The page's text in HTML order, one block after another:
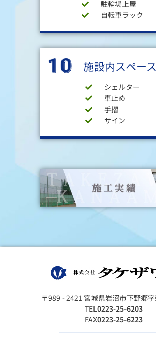
駐輪場上屋
自転車ラック
10 施設内スペース
シェルター
車止め
手摺
サイン
〒989 - 2421 宮城県岩沼市下野郷
TEL 0223-25-6203
FAX0223-25-6223